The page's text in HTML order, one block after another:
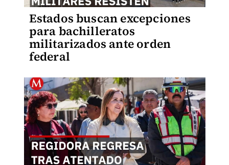
Estados buscan excepciones
para bachilleratos
militarizados ante orden
federal